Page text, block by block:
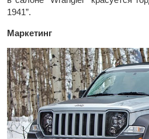
1941”.
Маркетинг